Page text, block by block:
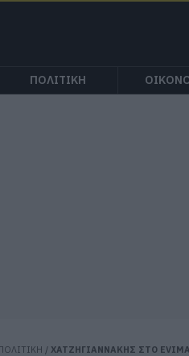
ΠΟΛΙΤΙΚΗ
/ ΧΑΤΖΗΓΙΑΝΝΑΚΗΣ ΣΤΟ